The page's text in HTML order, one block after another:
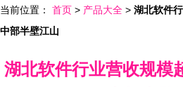
当前位置： 首页 > 产品大全 > 湖北软件
中部半壁江山
湖北软件行业营收规模